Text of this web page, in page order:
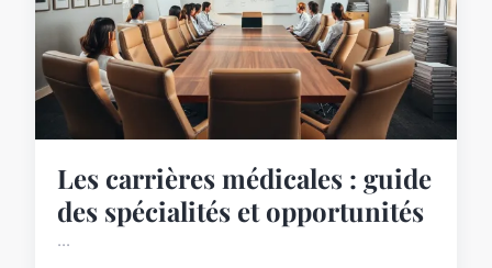
Les carrières médicales : guide
des spécialités et opportunités
...